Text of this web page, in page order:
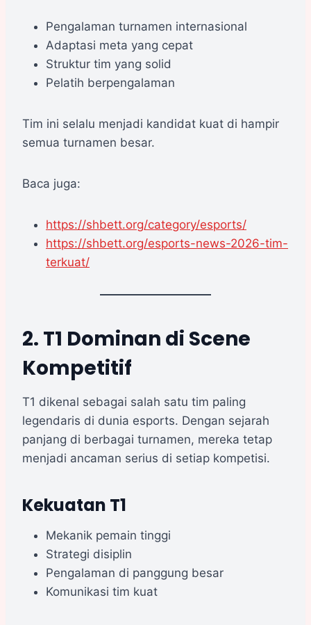
Pengalaman turnamen internasional
Adaptasi meta yang cepat
Struktur tim yang solid
Pelatih berpengalaman
Tim ini selalu menjadi kandidat kuat di hampir
semua turnamen besar.
Baca juga:
https://shbett.org/category/esports/
https://shbett.org/esports-news-2026-tim-
terkuat/
2. T1 Dominan di Scene
Kompetitif
T1 dikenal sebagai salah satu tim paling
legendaris di dunia esports. Dengan sejarah
panjang di berbagai turnamen, mereka tetap
menjadi ancaman serius di setiap kompetisi.
Kekuatan T1
Mekanik pemain tinggi
Strategi disiplin
Pengalaman di panggung besar
Komunikasi tim kuat